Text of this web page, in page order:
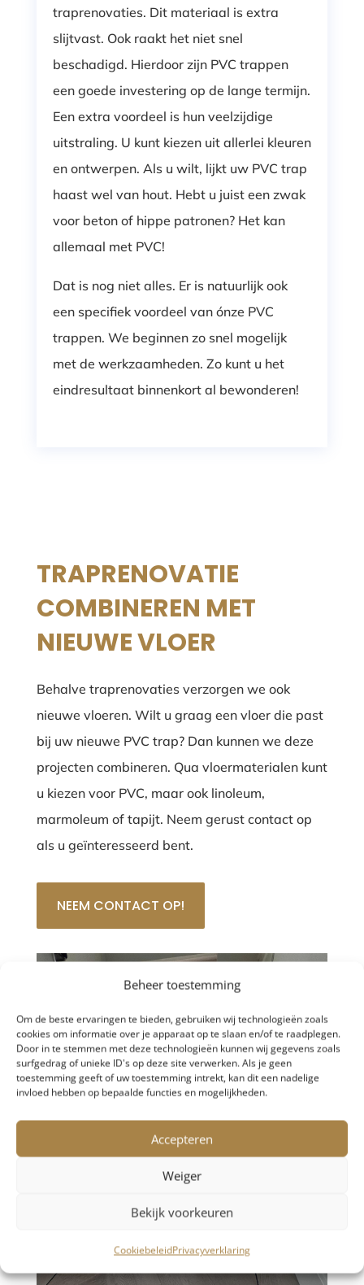
Beheer toestemming
Om de beste ervaringen te bieden, gebruiken wij technologieën zoals
cookies om informatie over je apparaat op te slaan en/of te raadplegen.
Door in te stemmen met deze technologieën kunnen wij gegevens zoals
surfgedrag of unieke ID's op deze site verwerken. Als je geen
toestemming geeft of uw toestemming intrekt, kan dit een nadelige
invloed hebben op bepaalde functies en mogelijkheden.
Accepteren
Weiger
Bekijk voorkeuren
CookiebeleidPrivacyverklaring
traprenovaties. Dit materiaal is extra
slijtvast. Ook raakt het niet snel
beschadigd. Hierdoor zijn PVC trappen
een goede investering op de lange termijn.
Een extra voordeel is hun veelzijdige
uitstraling. U kunt kiezen uit allerlei kleuren
en ontwerpen. Als u wilt, lijkt uw PVC trap
haast wel van hout. Hebt u juist een zwak
voor beton of hippe patronen? Het kan
allemaal met PVC!
Dat is nog niet alles. Er is natuurlijk ook
een specifiek voordeel van ónze PVC
trappen. We beginnen zo snel mogelijk
met de werkzaamheden. Zo kunt u het
eindresultaat binnenkort al bewonderen!
TRAPRENOVATIE
COMBINEREN MET
NIEUWE VLOER
Behalve traprenovaties verzorgen we ook
nieuwe vloeren. Wilt u graag een vloer die past
bij uw nieuwe PVC trap? Dan kunnen we deze
projecten combineren. Qua vloermaterialen kunt
u kiezen voor PVC, maar ook linoleum,
marmoleum of tapijt. Neem gerust contact op
als u geïnteresseerd bent.
NEEM CONTACT OP!